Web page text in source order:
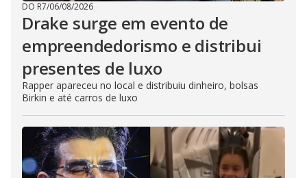
DO R7/06/08/2026
Drake surge em evento de
empreendedorismo e distribui
presentes de luxo
Rapper apareceu no local e distribuiu dinheiro, bolsas
Birkin e até carros de luxo